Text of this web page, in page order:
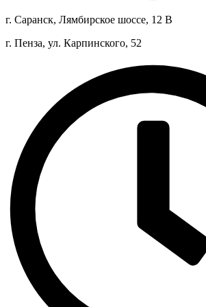
г. Саранск, Лямбирское шоссе, 12 В
г. Пенза, ул. Карпинского, 52